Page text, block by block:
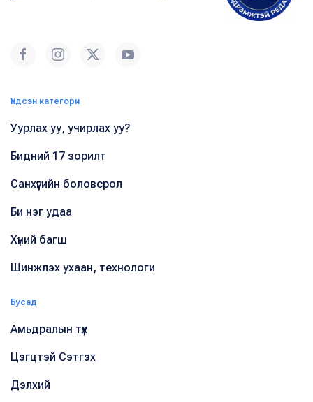
Үндсэн категори
Уурлах уу, учирлах уу?
Бидний 17 зорилт
Санхүүгийн боловсрол
Би нэг удаа
Хүний багш
Шинжлэх ухаан, технологи
Бусад
Амьдралын түүх
Цэгцтэй Сэтгэх
Дэлхий